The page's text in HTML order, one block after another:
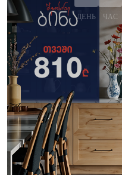
ДЕНЬ ЧАС